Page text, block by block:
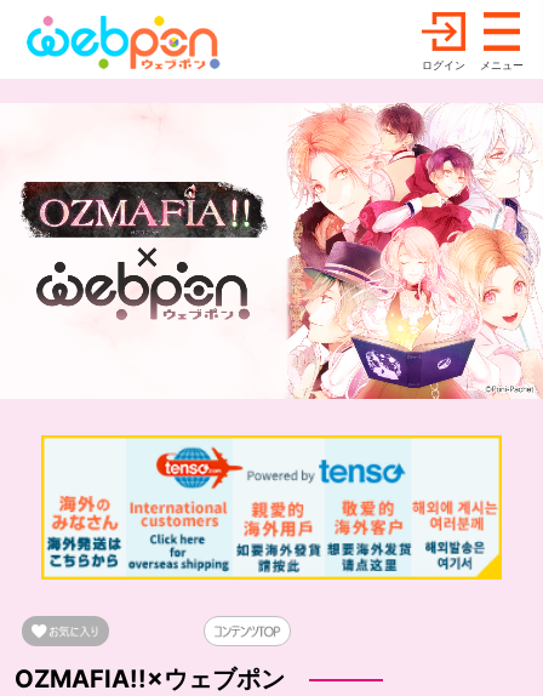
ログイン メニュー
OZMAFIA!!×ウェブポン